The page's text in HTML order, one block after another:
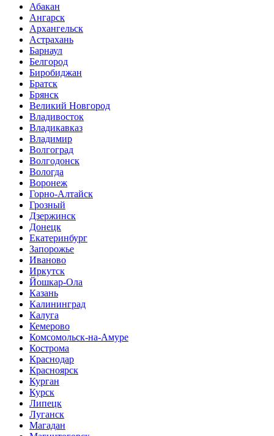
Абакан
Ангарск
Архангельск
Астрахань
Барнаул
Белгород
Биробиджан
Братск
Брянск
Великий Новгород
Владивосток
Владикавказ
Владимир
Волгоград
Волгодонск
Вологда
Воронеж
Горно-Алтайск
Грозный
Дзержинск
Донецк
Екатеринбург
Запорожье
Иваново
Иркутск
Йошкар-Ола
Казань
Калининград
Калуга
Кемерово
Комсомольск-на-Амуре
Кострома
Краснодар
Красноярск
Курган
Курск
Липецк
Луганск
Магадан